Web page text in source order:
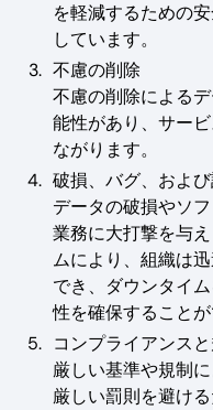
を軽減するための
しています。
不慮の削除
不慮の削除による
能性があり、サー
ながります。
破損、バグ、およ
データの破損やソ
業務に大打撃を与
ムにより、組織は
でき、ダウンタイ
性を確保することが
コンプライアンス
厳しい基準や規制
厳しい罰則を避け